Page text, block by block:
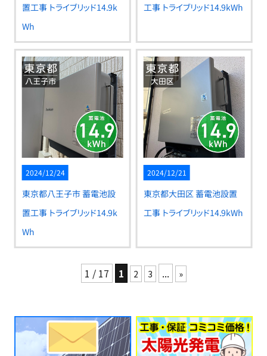
置工事 トライブリッド14.9k
Wh
工事 トライブリッド14.9kWh
2024/12/24
東京都八王子市 蓄電池設
置工事 トライブリッド14.9k
Wh
2024/12/21
東京都大田区 蓄電池設置
工事 トライブリッド14.9kWh
1 / 17 1 2 3 ... »